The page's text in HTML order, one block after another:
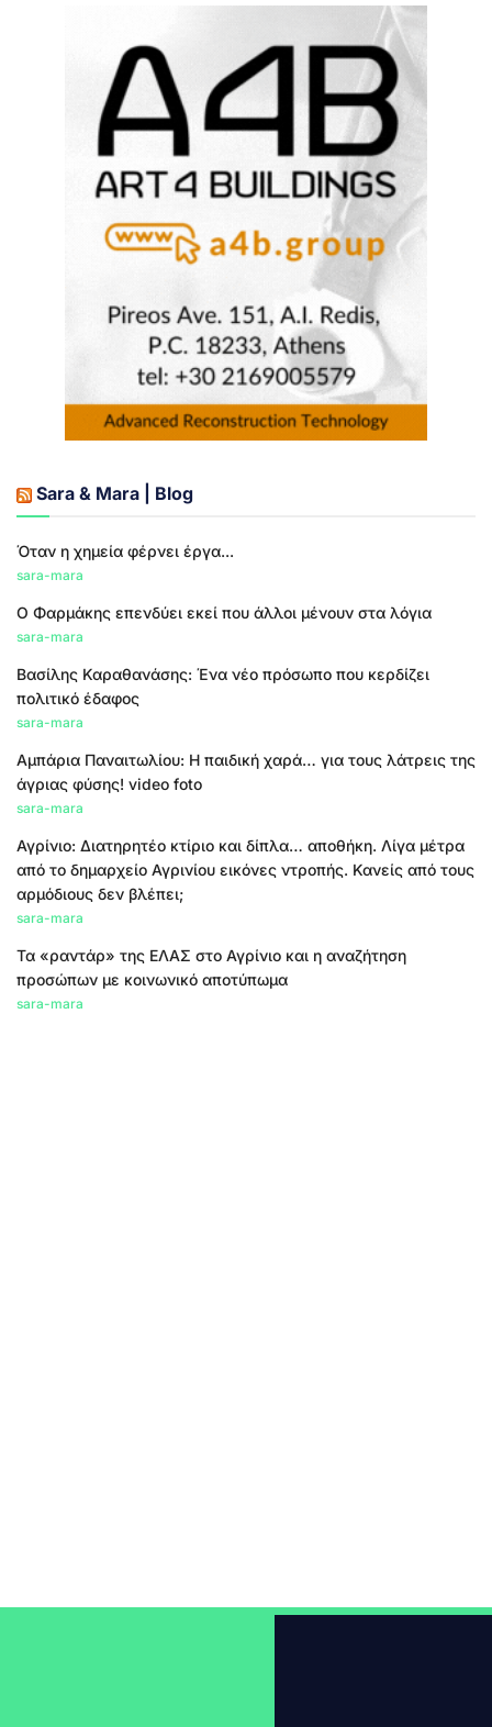
Sara & Mara | Blog
Όταν η χημεία φέρνει έργα...
sara-mara
Ο Φαρμάκης επενδύει εκεί που άλλοι μένουν στα λόγια
sara-mara
Βασίλης Καραθανάσης: Ένα νέο πρόσωπο που κερδίζει
πολιτικό έδαφος
sara-mara
Αμπάρια Παναιτωλίου: Η παιδική χαρά… για τους λάτρεις της
άγριας φύσης! video foto
sara-mara
Αγρίνιο: Διατηρητέο κτίριο και δίπλα… αποθήκη. Λίγα μέτρα
από το δημαρχείο Αγρινίου εικόνες ντροπής. Κανείς από τους
αρμόδιους δεν βλέπει;
sara-mara
Τα «ραντάρ» της ΕΛΑΣ στο Αγρίνιο και η αναζήτηση
προσώπων με κοινωνικό αποτύπωμα
sara-mara